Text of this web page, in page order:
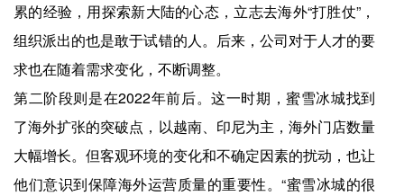
累的经验，用探索新大陆的心态，立志去海外“打胜仗”，
组织派出的也是敢于试错的人。后来，公司对于人才的要
求也在随着需求变化，不断调整。
第二阶段则是在2022年前后。这一时期，蜜雪冰城找到
了海外扩张的突破点，以越南、印尼为主，海外门店数量
大幅增长。但客观环境的变化和不确定因素的扰动，也让
他们意识到保障海外运营质量的重要性。“蜜雪冰城的很